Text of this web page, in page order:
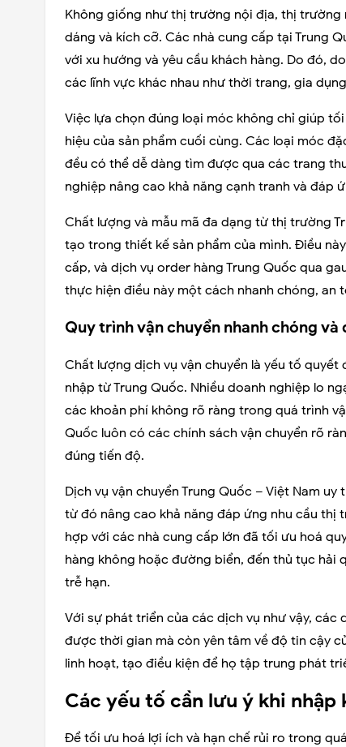
Không giống như thị trường nội địa, thị trường
dáng và kích cỡ. Các nhà cung cấp tại Trung
với xu hướng và yêu cầu khách hàng. Do đó,
các lĩnh vực khác nhau như thời trang, gia
Việc lựa chọn đúng loại móc không chỉ giúp
hiệu của sản phẩm cuối cùng. Các loại móc
đều có thể dễ dàng tìm được qua các trang
nghiệp nâng cao khả năng cạnh tranh và đáp
Chất lượng và mẫu mã đa dạng từ thị trường
tạo trong thiết kế sản phẩm của mình. Điều
cấp, và dịch vụ order hàng Trung Quốc qua
thực hiện điều này một cách nhanh chóng, an
Quy trình vận chuyển nhanh chóng và
Chất lượng dịch vụ vận chuyển là yếu tố
nhập từ Trung Quốc. Nhiều doanh nghiệp lo
các khoản phí không rõ ràng trong quá trình
Quốc luôn có các chính sách vận chuyển rõ
đúng tiến độ.
Dịch vụ vận chuyển Trung Quốc – Việt Nam
từ đó nâng cao khả năng đáp ứng nhu cầu thị
hợp với các nhà cung cấp lớn đã tối ưu hoá
hàng không hoặc đường biển, đến thủ tục hải
trễ hạn.
Với sự phát triển của các dịch vụ như vậy, các
được thời gian mà còn yên tâm về độ tin cậy
linh hoạt, tạo điều kiện để họ tập trung phát
Các yếu tố cần lưu ý khi
Để tối ưu hoá lợi ích và hạn chế rủi ro trong